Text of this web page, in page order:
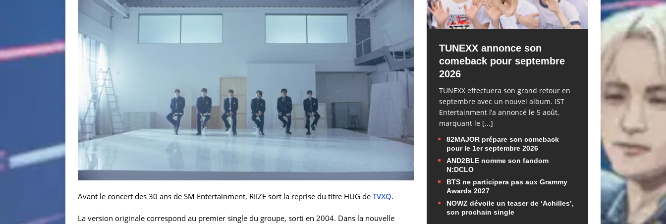
Avant le concert des 30 ans de SM Entertainment, RIIZE sort la reprise du titre HUG de TVXQ.
La version originale correspond au premier single du groupe, sorti en 2004. Dans la nouvelle
TUNEXX annonce son
comeback pour septembre
2026
TUNEXX effectuera son grand retour en
septembre avec un nouvel album. IST
Entertainment l’a annoncé le 5 août,
marquant le [...]
82MAJOR prépare son comeback
pour le 1er septembre 2026
AND2BLE nomme son fandom
N:DCLO
BTS ne participera pas aux Grammy
Awards 2027
NOWZ dévoile un teaser de ‘Achilles’,
son prochain single